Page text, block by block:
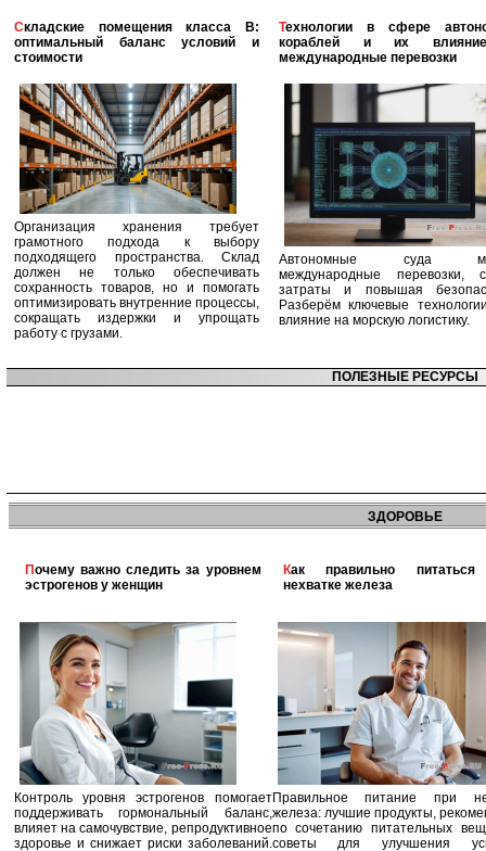
Складские помещения класса B:
оптимальный баланс условий и
стоимости
Организация хранения требует
грамотного подхода к выбору
подходящего пространства. Склад
должен не только обеспечивать
сохранность товаров, но и помогать
оптимизировать внутренние процессы,
сокращать издержки и упрощать
работу с грузами.
Технологии в сфере автономных
кораблей и их
международные перевозки
Автономные суда
международные перевозки,
затраты и повышая
Разберём ключевые
влияние на морскую логистику.
ПОЛЕЗНЫЕ РЕСУРСЫ
ЗДОРОВЬЕ
Почему важно следить за уровнем
эстрогенов у женщин
Контроль уровня эстрогенов помогает
поддерживать гормональный баланс,
влияет на самочувствие, репродуктивное
здоровье и снижает риски заболеваний.
Как правильно питаться при
нехватке железа
Правильное питание при
железа: лучшие продукты,
по сочетанию питательных
советы для улучшения